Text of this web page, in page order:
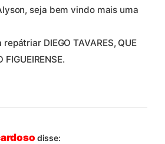
seja bem vindo mais uma
DIEGO TAVARES, QUE
FIGUEIRENSE.
disse: